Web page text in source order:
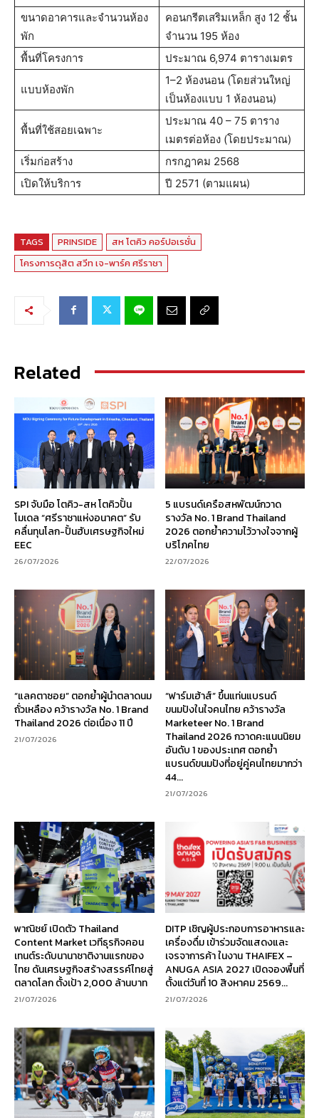
ขนาดอาคารและจำนวนห้อง
พัก
คอนกรีตเสริมเหล็ก สูง 12 ชั้น
จำนวน 195 ห้อง
พื้นที่โครงการ
ประมาณ 6,974 ตารางเมตร
แบบห้องพัก
1–2 ห้องนอน (โดยส่วนใหญ่
เป็นห้องแบบ 1 ห้องนอน)
พื้นที่ใช้สอยเฉพาะ
ประมาณ 40 – 75 ตาราง
เมตรต่อห้อง (โดยประมาณ)
เริ่มก่อสร้าง
กรกฎาคม 2568
เปิดให้บริการ
ปี 2571 (ตามแผน)
TAGS PRINSIDE
สห โตคิว คอร์ปอเรชั่น
โครงการดุสิต สวีท เจ-พาร์ค ศรีราชา
Related
SPI จับมือ โตคิว-สห โตคิวปั้น
โมเดล “ศรีราชาแห่งอนาคต” รับ
คลื่นทุนโลก-ปั้นฮับเศรษฐกิจใหม่
EEC
26/07/2026
5 แบรนด์เครือสหพัฒน์กวาด
รางวัล No. 1 Brand Thailand
2026 ตอกย้ำความไว้วางใจจากผู้
บริโภคไทย
22/07/2026
“แลคตาซอย” ตอกย้ำผู้นำตลาดนม
ถั่วเหลือง คว้ารางวัล No. 1 Brand
Thailand 2026 ต่อเนื่อง 11 ปี
21/07/2026
“ฟาร์มเฮ้าส์” ขึ้นแท่นแบรนด์
ขนมปังในใจคนไทย คว้ารางวัล
Marketeer No. 1 Brand
Thailand 2026 กวาดคะแนนนิยม
อันดับ 1 ของประเทศ ตอกย้ำ
แบรนด์ขนมปังที่อยู่คู่คนไทยมากว่า
44...
21/07/2026
พาณิชย์ เปิดตัว Thailand
Content Market เวทีธุรกิจคอน
เทนต์ระดับนานาชาติงานแรกของ
ไทย ดันเศรษฐกิจสร้างสรรค์ไทยสู่
ตลาดโลก ตั้งเป้า 2,000 ล้านบาท
21/07/2026
DITP เชิญผู้ประกอบการอาหารและ
เครื่องดื่ม เข้าร่วมจัดแสดงและ
เจรจาการค้า ในงาน THAIFEX –
ANUGA ASIA 2027 เปิดจองพื้นที่
ตั้งแต่วันที่ 10 สิงหาคม 2569...
21/07/2026